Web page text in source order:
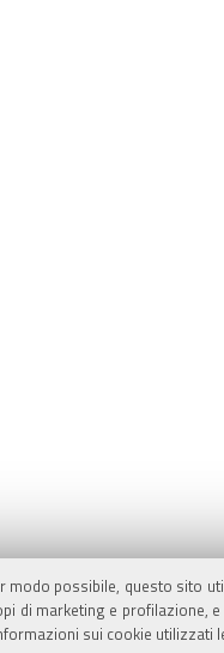
modo possibile, questo sito
di marketing e
sui cookie utilizzati